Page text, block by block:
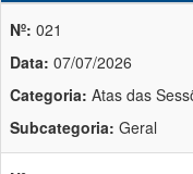
Nº: 021
Data: 07/07/2026
Categoria: Atas das
Subcategoria: Geral